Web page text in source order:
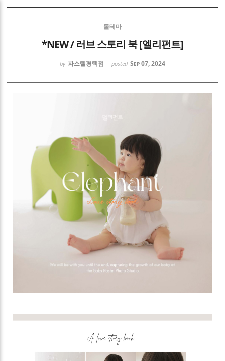
돌테마
*NEW / 러브 스토리 북 [엘리펀트]
by 파스텔평택점 posted Sep 07, 2024
Sketchbook5, 스케치북5
Sketchbook5, 스케치북5